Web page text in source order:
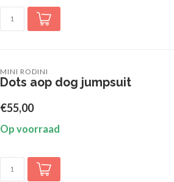
MINI RODINI
Dots aop dog jumpsuit
€55,00
Op voorraad